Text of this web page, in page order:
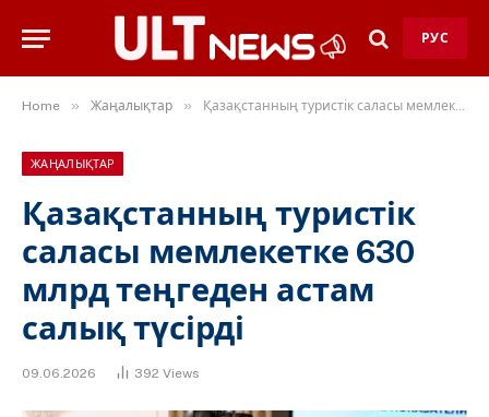
РУС
Home » Жаңалықтар » Қазақстанның туристік саласы мемлекетке 630 млрд теңгеден астам салық түсірді
ЖАҢАЛЫҚТАР
Қазақстанның туристік
саласы мемлекетке 630
млрд теңгеден астам
салық түсірді
09.06.2026 392 Views